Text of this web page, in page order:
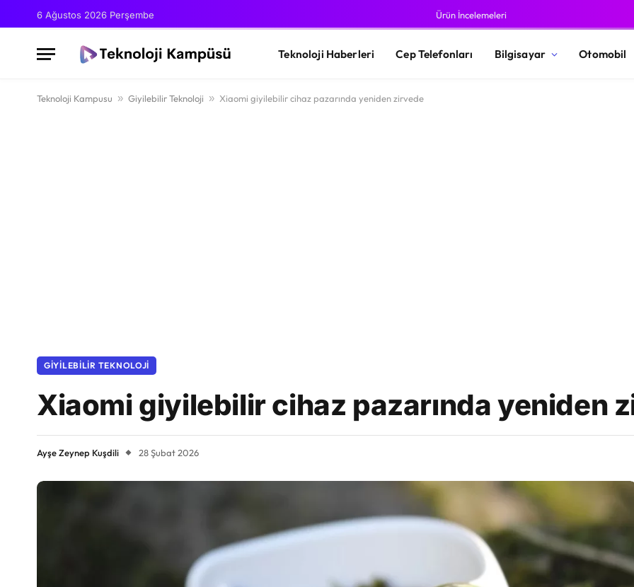
6 Ağustos 2026 Perşembe Ürün İncelemeleri
Teknoloji Haberleri Cep Telefonları Bilgisayar Otomobil
Teknoloji Kampusu » Giyilebilir Teknoloji » Xiaomi giyilebilir cihaz pazarında yeniden zirvede
GIYILEBILIR TEKNOLOJI
Xiaomi giyilebilir cihaz pazarında yeniden
Ayşe Zeynep Kuşdili 28 Şubat 2026